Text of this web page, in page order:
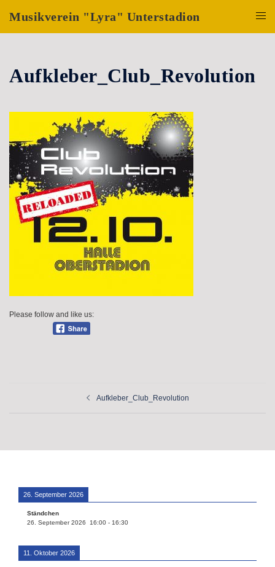
InhaltMusikverein "Lyra" Unterstadion
Menü
Aufkleber_Club_Revolution
Please follow and like us:
Aufkleber_Club_Revolution
26. September 2026
Ständchen
26. September 2026
16:00 - 16:30
11. Oktober 2026